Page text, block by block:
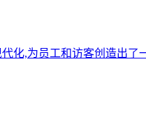
化,为员工和访客创造出了